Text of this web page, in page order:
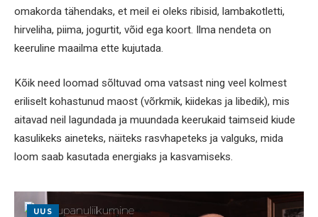
omakorda tähendaks, et meil ei oleks ribisid, lambakotletti,
hirveliha, piima, jogurtit, võid ega koort. Ilma nendeta on
keeruline maailma ette kujutada.
Kõik need loomad sõltuvad oma vatsast ning veel kolmest
eriliselt kohastunud maost (võrkmik, kiidekas ja libedik), mis
aitavad neil lagundada ja muundada keerukaid taimseid kiude
kasulikeks aineteks, näiteks rasvhapeteks ja valguks, mida
loom saab kasutada energiaks ja kasvamiseks.
UUS